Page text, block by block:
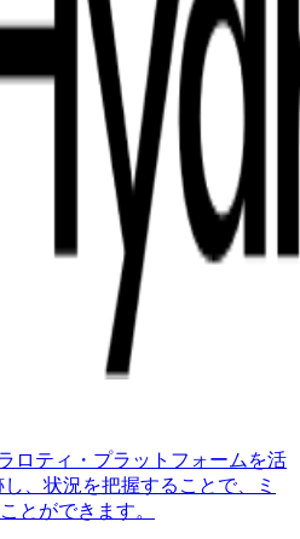
ロティ・プラットフォームを活
、状況を把握することで、ミ
とができます。